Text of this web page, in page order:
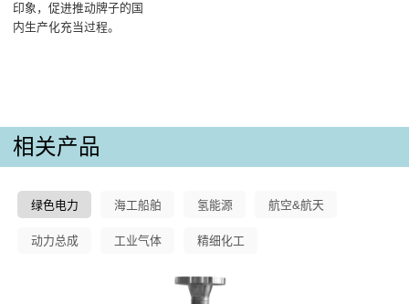
印象，促进推动牌子的国
内生产化充当过程。
相关产品
绿色电力 海工船舶 氢能源 航空&航天
动力总成 工业气体 精细化工